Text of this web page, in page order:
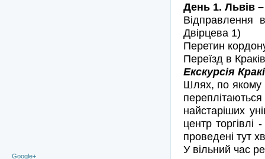
День 1. Львів
Відправлення
Двірцева 1)
Перетин
Переїзд в
Екскурсія
Шлях, по якому
найстаріших
центр
проведені тут
У вільний час
Google+